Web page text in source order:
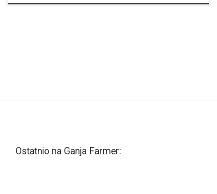
Ostatnio na Ganja Farmer: